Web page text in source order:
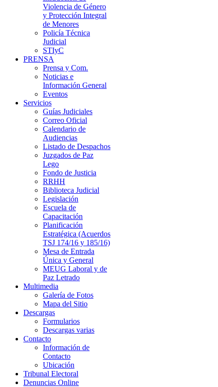
Violencia de Género
y Protección Integral
de Menores
Policía Técnica
Judicial
STIyC
PRENSA
Prensa y Com.
Noticias e
Información General
Eventos
Servicios
Guías Judiciales
Correo Oficial
Calendario de
Audiencias
Listado de Despachos
Juzgados de Paz
Lego
Fondo de Justicia
RRHH
Biblioteca Judicial
Legislación
Escuela de
Capacitación
Planificación
Estratégica (Acuerdos
TSJ 174/16 y 185/16)
Mesa de Entrada
Única y General
MEUG Laboral y de
Paz Letrado
Multimedia
Galería de Fotos
Mapa del Sitio
Descargas
Formularios
Descargas varias
Contacto
Información de
Contacto
Ubicación
Tribunal Electoral
Denuncias Online